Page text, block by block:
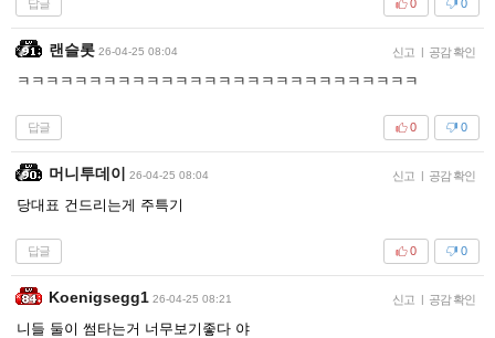
답글 0
0
랜슬롯 26-04-25 08:04 신고 | 공감 확인
ㅋㅋㅋㅋㅋㅋㅋㅋㅋㅋㅋㅋㅋㅋㅋㅋㅋㅋㅋㅋㅋㅋㅋㅋㅋㅋㅋㅋ
답글 0
0
머니투데이 26-04-25 08:04 신고 | 공감 확인
당대표 건드리는게 주특기
답글 0
0
Koenigsegg1 26-04-25 08:21 신고 | 공감 확인
니들 둘이 썸타는거 너무보기좋다 야